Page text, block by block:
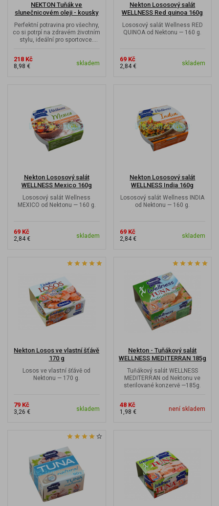
NEKTON Tuňák ve
slunečnicovém oleji - kousky
Perfektní potravina pro všechny,
co si potrpí na zdravém životním
stylu, ideální pro sportovce.
218 Kč
8,98 € skladem
Nekton Lososový salát
WELLNESS Red quinoa 160g
Lososový salát Wellness RED
QUINOA od Nektonu — 160 g.
69 Kč
2,84 € skladem
Nekton Lososový salát
WELLNESS Mexico 160g
Lososový salát Wellness
MEXICO od Nektonu — 160 g.
69 Kč
2,84 € skladem
Nekton Lososový salát
WELLNESS India 160g
Lososový salát Wellness INDIA
od Nektonu — 160 g.
69 Kč
2,84 € skladem
Nekton Losos ve vlastní šťávě
170 g
Losos ve vlastní šťávě od
Nektonu — 170 g.
79 Kč
3,26 € skladem
Nekton - Tuňákový salát
WELLNESS MEDITERRAN 185g
Tuňákový salát WELLNESS
MEDITERRAN od Nektonu ve
sterilované konzervě —185g.
48 Kč
1,98 € není skladem